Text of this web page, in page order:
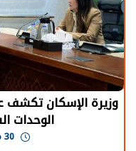
وزيرة الإسكان تكشف
الوحدات